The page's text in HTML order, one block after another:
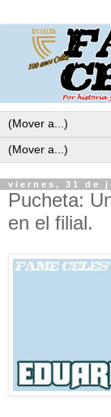
viernes, 31 de
Pucheta:
en el filial.